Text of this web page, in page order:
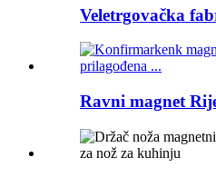
Veletrgovačka
Ravni magnet